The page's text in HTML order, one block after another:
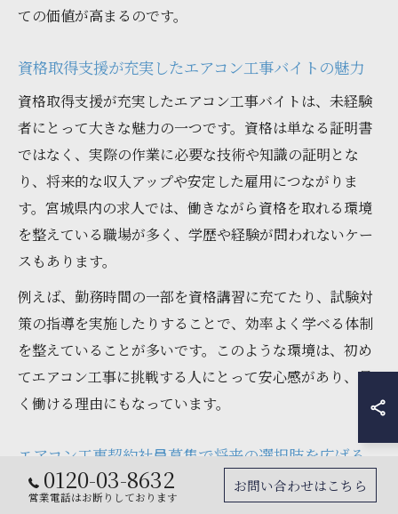
ての価値が高まるのです。
資格取得支援が充実したエアコン工事バイトの魅力
資格取得支援が充実したエアコン工事バイトは、未経験
者にとって大きな魅力の一つです。資格は単なる証明書
ではなく、実際の作業に必要な技術や知識の証明とな
り、将来的な収入アップや安定した雇用につながりま
す。宮城県内の求人では、働きながら資格を取れる環境
を整えている職場が多く、学歴や経験が問われないケー
スもあります。
例えば、勤務時間の一部を資格講習に充てたり、試験対
策の指導を実施したりすることで、効率よく学べる体制
を整えていることが多いです。このような環境は、初め
てエアコン工事に挑戦する人にとって安心感があり、長
く働ける理由にもなっています。
エアコン工事契約社員募集で将来の選択肢を広げる
エアコン工事の契約社員募集に応募することで、将来の
0120-03-8632
営業電話はお断りしております
お問い合わせはこちら